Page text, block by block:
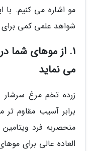
مو اشاره می کنیم. با
شواهد علمی کمی برای
1. از موهای شما
می نماید
زرده تخم مرغ سرشار
برابر آسیب مقاوم
منحصربه فرد